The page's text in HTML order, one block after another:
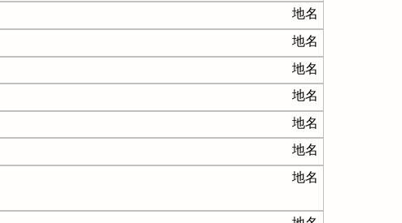
地名
地名
地名
地名
地名
地名
地名